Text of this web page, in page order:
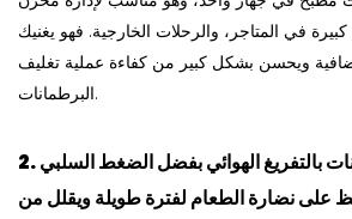
في المتاجر، والرحلات الخارجية. فهو يغنيك
ويحسن بشكل كبير من كفاءة عملية تغليف
البرطمانات.
2. بالتفريغ الهوائيبفضل الضغط السلبي
على نضارة الطعام لفترة طويلة ويقلل من